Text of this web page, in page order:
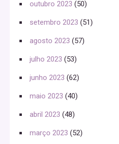
outubro 2023 (50)
setembro 2023 (51)
agosto 2023 (57)
julho 2023 (53)
junho 2023 (62)
maio 2023 (40)
abril 2023 (48)
março 2023 (52)